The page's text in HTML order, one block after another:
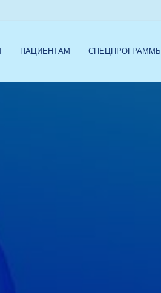
ПАЦИЕНТАМ СПЕЦПРОГРАММЫ